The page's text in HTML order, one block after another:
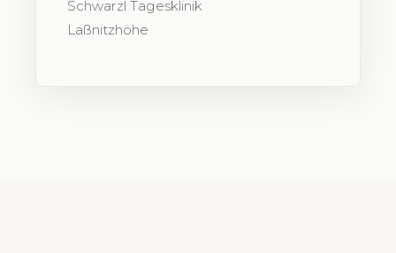
Schwarzl Tagesklinik
Laßnitzhöhe